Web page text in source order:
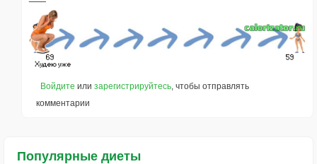
Войдите или зарегистрируйтесь , чтобы отправлять
комментарии
Популярные диеты